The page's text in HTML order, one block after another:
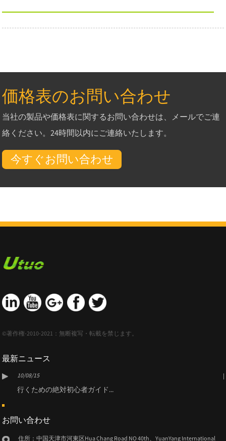
価格表のお問い合わせ
当社の製品や価格表に関するお問い合わせは、メールでご連
絡ください。24時間以内にご連絡いたします。
今すぐお問い合わせ
©著作権-2010-2021：無断複写・転載を禁じます。
最新ニュース
10/08/15
行くための絶対初心者ガイド...
お問い合わせ
住所：中国天津市河東区Hua Chang Road NO 40th、YuanYang International